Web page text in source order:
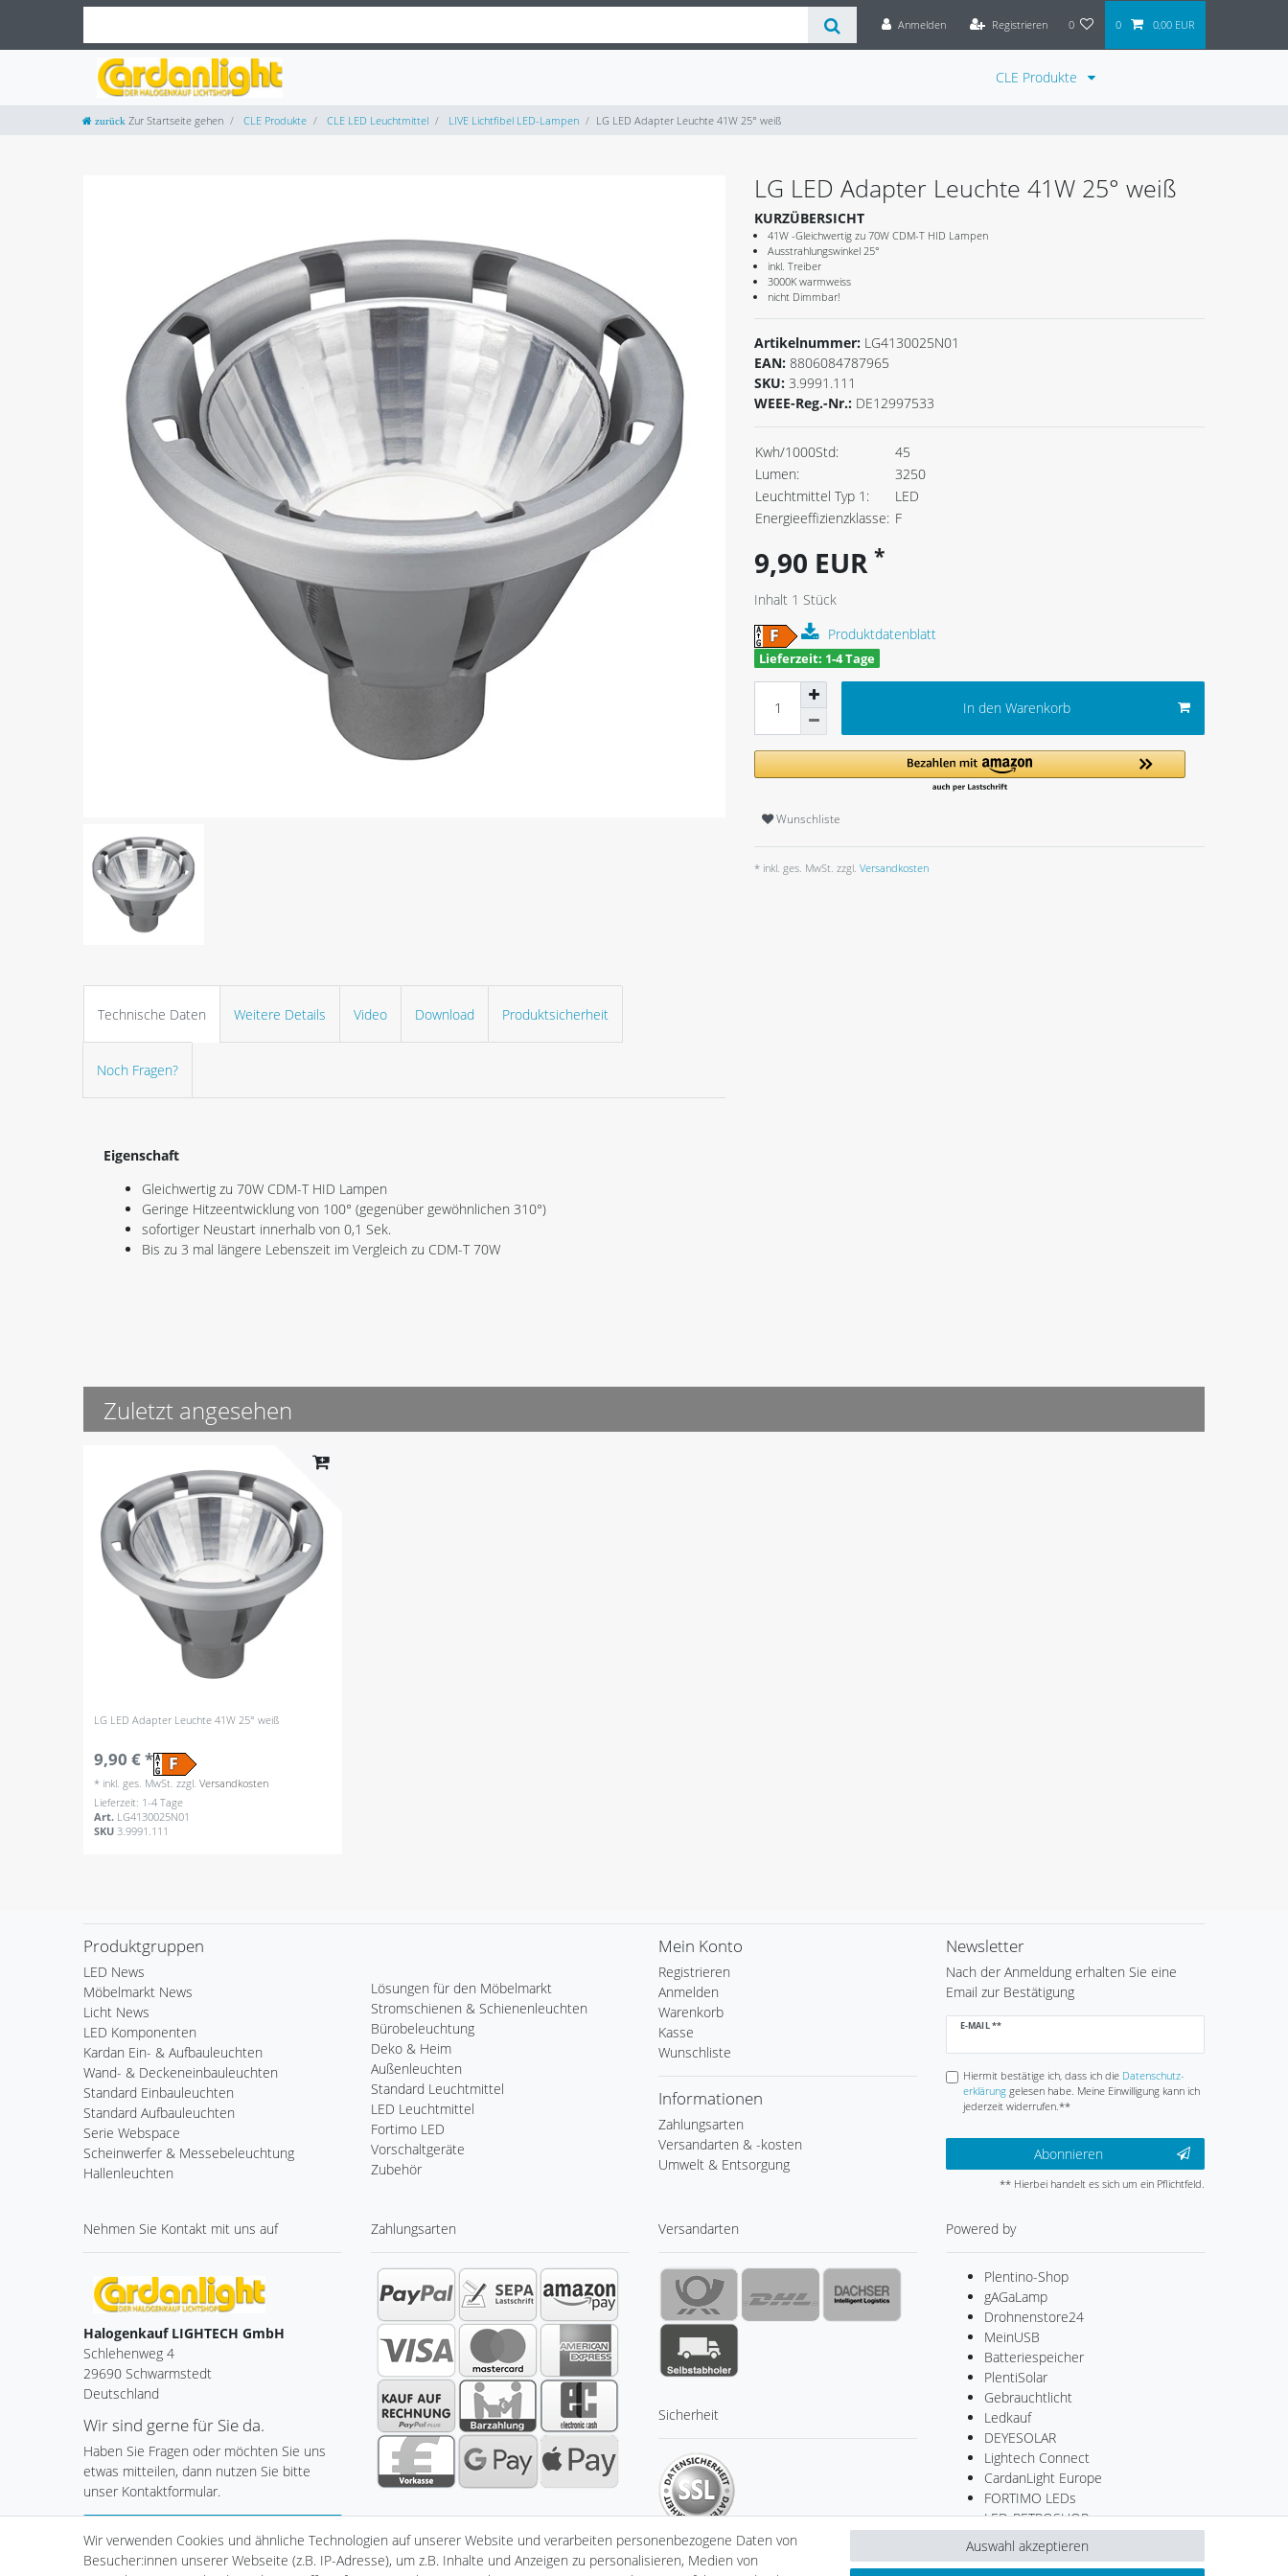
Anmelden Registrieren 0 0 0,00 EUR
CLE Produkte
Zur Startseite gehen CLE Produkte CLE LED Leuchtmittel LIVE Lichtfibel LED-Lampen LG LED Adapter Leuchte 41W 25° weiß
Technische Daten Weitere Details Video Download Produktsicherheit
Noch Fragen?
Eigenschaft
Gleichwertig zu 70W CDM-T HID Lampen
Geringe Hitzeentwicklung von 100° (gegenüber gewöhnlichen 310°)
sofortiger Neustart innerhalb von 0,1 Sek.
Bis zu 3 mal längere Lebenszeit im Vergleich zu CDM-T 70W
LG LED Adapter Leuchte 41W 25° weiß
KURZÜBERSICHT
41W -Gleichwertig zu 70W CDM-T HID Lampen
Ausstrahlungswinkel 25°
inkl. Treiber
3000K warmweiss
nicht Dimmbar!
Artikelnummer: LG4130025N01
EAN: 8806084787965
SKU: 3.9991.111
WEEE-Reg.-Nr.: DE12997533
Kwh/1000Std:
45
Lumen:
3250
Leuchtmittel Typ 1:
LED
Energieeffizienzklasse: F
9,90 EUR *
Inhalt 1 Stück
Produktdatenblatt
Lieferzeit: 1-4 Tage
In den Warenkorb
Wunschliste
* inkl. ges. MwSt. zzgl. Versandkosten
Zuletzt angesehen
LG LED Adapter Leuchte 41W 25° weiß
9,90 € *
* inkl. ges. MwSt. zzgl.Versandkosten
Lieferzeit: 1-4 Tage
Art. LG4130025N01
SKU3.9991.111
Produktgruppen
LED News
Möbelmarkt News
Licht News
LED Komponenten
Kardan Ein- & Aufbauleuchten
Wand- & Deckeneinbauleuchten
Standard Einbauleuchten
Standard Aufbauleuchten
Serie Webspace
Scheinwerfer & Messebeleuchtung
Hallenleuchten
Lösungen für den Möbelmarkt
Stromschienen & Schienenleuchten
Bürobeleuchtung
Deko & Heim
Außenleuchten
Standard Leuchtmittel
LED Leuchtmittel
Fortimo LED
Vorschaltgeräte
Zubehör
Mein Konto
Registrieren
Anmelden
Warenkorb
Kasse
Wunschliste
Informationen
Zahlungsarten
Versandarten & -kosten
Umwelt & Entsorgung
Newsletter
Nach der Anmeldung erhalten Sie eine
Email zur Bestätigung
E-MAIL **
Newsletter
Hiermit bestätige ich, dass ich die Daten­schutz­
erklärunggelesen habe. Meine Einwilligung kann ich
jederzeit widerrufen.**
Abonnieren
** Hierbei handelt es sich um ein Pflichtfeld.
Nehmen Sie Kontakt mit uns auf
Halogenkauf LIGHTECH GmbH
Schlehenweg 4
29690 Schwarmstedt
Deutschland
Wir sind gerne für Sie da.
Haben Sie Fragen oder möchten Sie uns
etwas mitteilen, dann nutzen Sie bitte
unser Kontaktformular.
Zahlungsarten Versandarten
Sicherheit
Powered by
Plentino-Shop
gAGaLamp
Drohnenstore24
MeinUSB
Batteriespeicher
PlentiSolar
Gebrauchtlicht
Ledkauf
DEYESOLAR
Lightech Connect
CardanLight Europe
FORTIMO LEDs
LED-RETROSHOP
Wallbox24
Wir verwenden Cookies und ähnliche Technologien auf unserer Website und verarbeiten personenbezogene Daten von
Besucher:innen unserer Webseite (z.B. IP-Adresse), um z.B. Inhalte und Anzeigen zu personalisieren, Medien von
Auswahl akzeptieren